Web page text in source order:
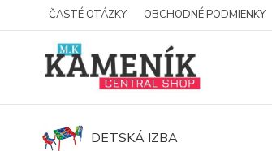
ČASTÉ OTÁZKY OBCHODNÉ PODMIENKY
DETSKÁ IZBA